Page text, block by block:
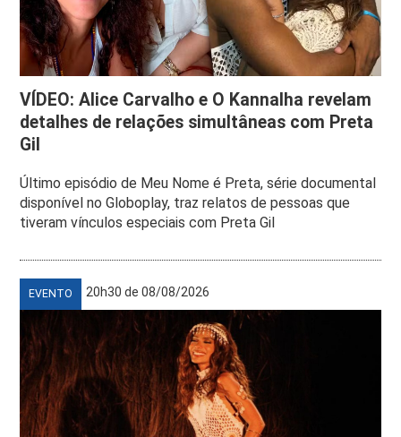
VÍDEO: Alice Carvalho e O Kannalha revelam
detalhes de relações simultâneas com Preta
Gil
Último episódio de Meu Nome é Preta, série documental
disponível no Globoplay, traz relatos de pessoas que
tiveram vínculos especiais com Preta Gil
EVENTO 20h30 de 08/08/2026